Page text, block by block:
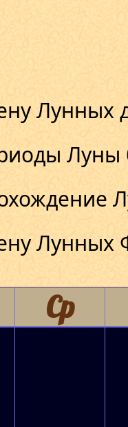
Лунных
Луны
Лунных
Ср